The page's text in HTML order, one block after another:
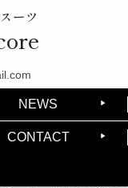
ーツ
NEWS
CONTACT